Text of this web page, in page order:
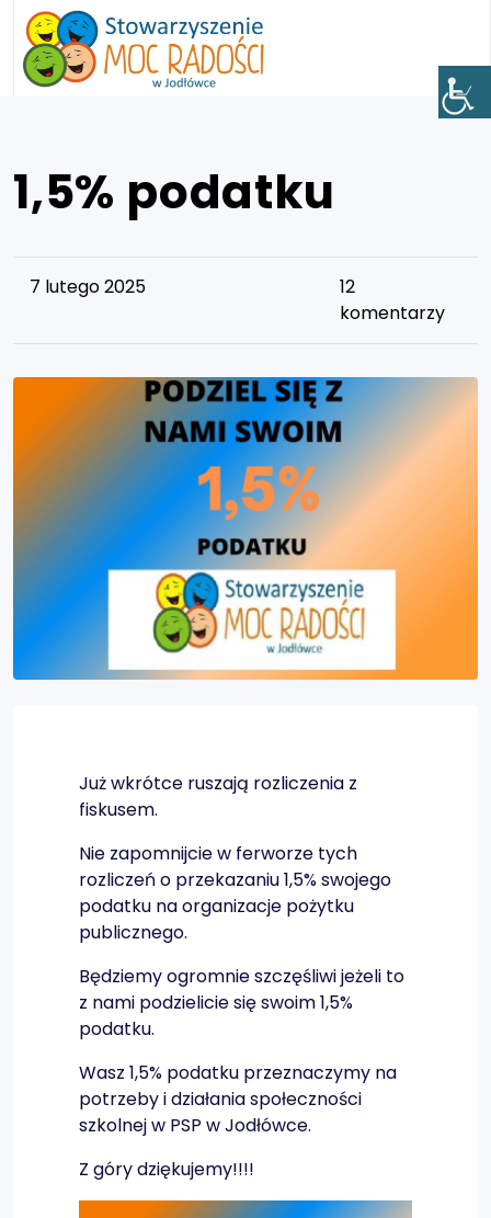
1,5% podatku
7 lutego 2025
12
komentarzy
Już wkrótce ruszają rozliczenia z
fiskusem.
Nie zapomnijcie w ferworze tych
rozliczeń o przekazaniu 1,5% swojego
podatku na organizacje pożytku
publicznego.
Będziemy ogromnie szczęśliwi jeżeli to
z nami podzielicie się swoim 1,5%
podatku.
Wasz 1,5% podatku przeznaczymy na
potrzeby i działania społeczności
szkolnej w PSP w Jodłówce.
Z góry dziękujemy!!!!